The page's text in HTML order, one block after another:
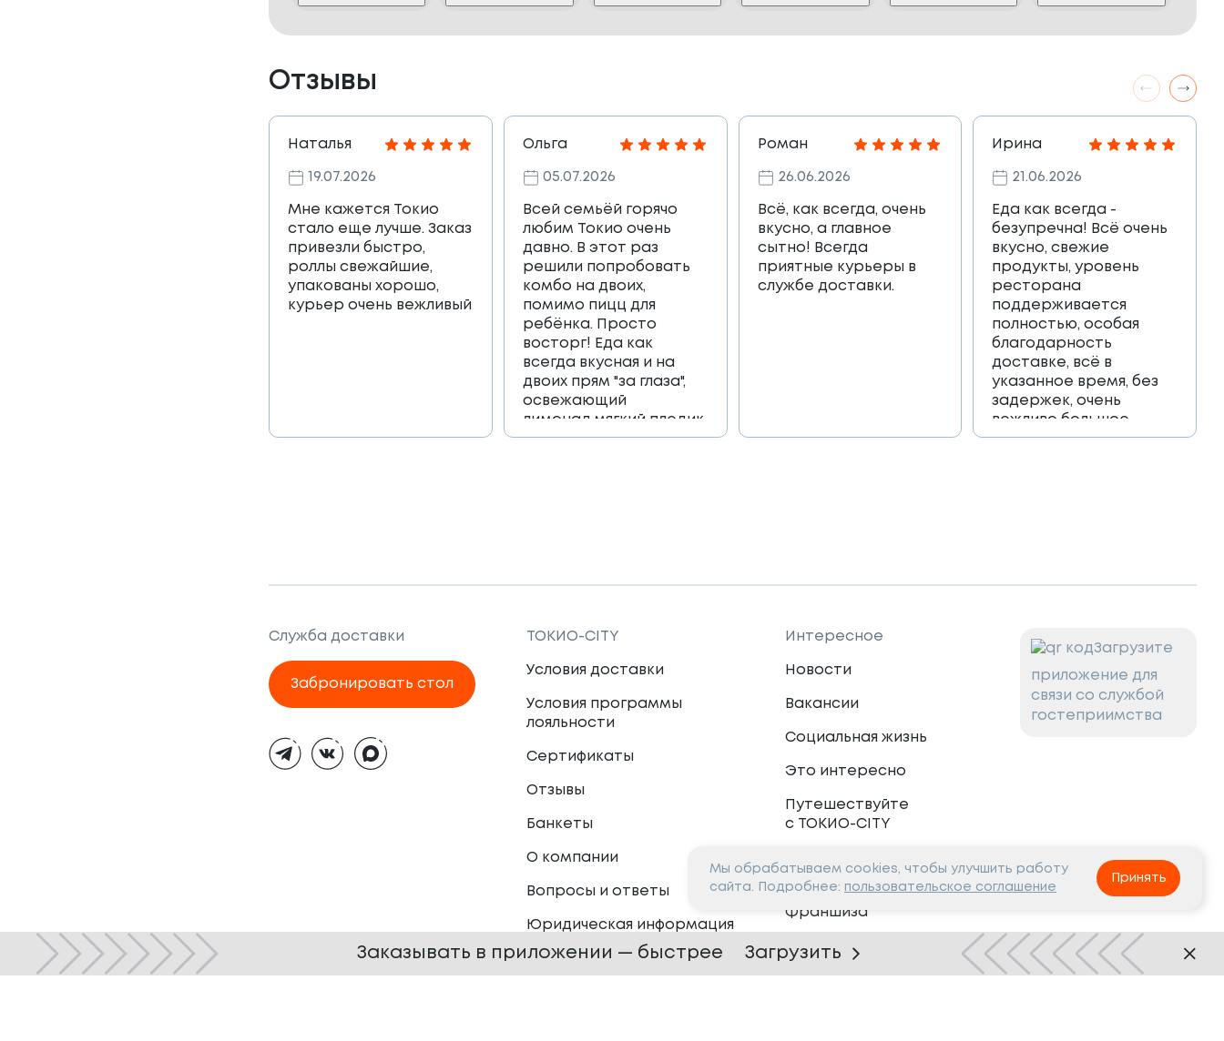
Отзывы
Наталья
19.07.2026
Мне кажется Токио
стало еще лучше. Заказ
привезли быстро,
роллы свежайшие,
упакованы хорошо,
курьер очень вежливый
Ольга
05.07.2026
Всей семьёй горячо
любим Токио очень
давно. В этот раз
решили попробовать
комбо на двоих,
помимо пицц для
ребёнка. Просто
восторг! Еда как
всегда вкусная и на
двоих прям "за глаза",
освежающий
лимонад,мягкий пледик
для пикника,и коробка
Роман
26.06.2026
Всё, как всегда, очень
вкусно, а главное
сытно! Всегда
приятные курьеры в
службе доставки.
Ирина
21.06.2026
Еда как всегда -
безупречна! Всё очень
вкусно, свежие
продукты, уровень
ресторана
поддерживается
полностью, особая
благодарность
доставке, всё в
указанное время, без
задержек, очень
вежливо большое
спасибо!!!
Служба доставки
Забронировать стол
тема
ТОКИО-CITY
Условия доставки
Условия программы
лояльности
Сертификаты
Отзывы
Банкеты
О компании
Вопросы и ответы
Юридическая информация
Интересное
Новости
Вакансии
Социальная жизнь
Это интересно
Путешествуйте
с ТОКИО-CITY
Партнёрам
Франшиза
Сотрудничество
Загрузите
приложение для
связи со службой
гостеприимства
Мы обрабатываем cookies, чтобы улучшить работу
сайта. Подробнее: пользовательское соглашение
Принять
Заказывать в приложении — быстрее Загрузить